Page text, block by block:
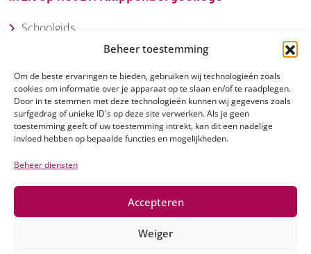
Beheer toestemming
Om de beste ervaringen te bieden, gebruiken wij technologieën zoals
cookies om informatie over je apparaat op te slaan en/of te raadplegen.
Door in te stemmen met deze technologieën kunnen wij gegevens zoals
surfgedrag of unieke ID's op deze site verwerken. Als je geen
toestemming geeft of uw toestemming intrekt, kan dit een nadelige
invloed hebben op bepaalde functies en mogelijkheden.
Beheer diensten
Accepteren
Weiger
Schoolgids
Loopbaancentrum
Ik ga naar het Dr. Knippenbergcollege
Groep 7 en 8
Schoolfilm